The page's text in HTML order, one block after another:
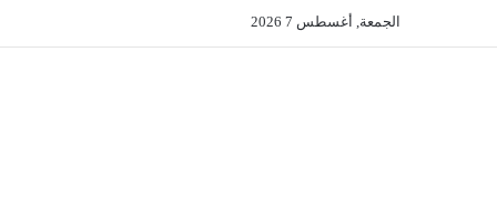
الجمعة, أغسطس 7 2026